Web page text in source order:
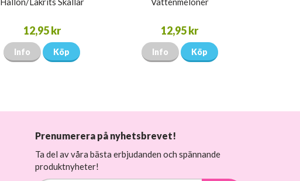
12,95 kr
Info Köp
12,95 kr
Info Köp
Prenumerera på nyhetsbrevet!
Ta del av våra bästa erbjudanden och spännande
produktnyheter!